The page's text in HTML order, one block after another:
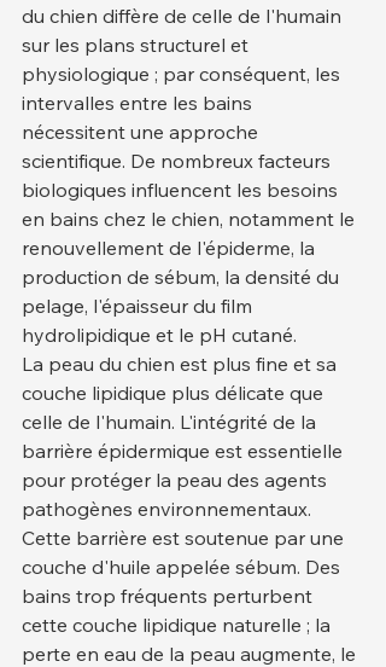
du chien diffère de celle de l'humain
sur les plans structurel et
physiologique ; par conséquent, les
intervalles entre les bains
nécessitent une approche
scientifique. De nombreux facteurs
biologiques influencent les besoins
en bains chez le chien, notamment le
renouvellement de l'épiderme, la
production de sébum, la densité du
pelage, l'épaisseur du film
hydrolipidique et le pH cutané.
La peau du chien est plus fine et sa
couche lipidique plus délicate que
celle de l'humain. L'intégrité de la
barrière épidermique est essentielle
pour protéger la peau des agents
pathogènes environnementaux.
Cette barrière est soutenue par une
couche d'huile appelée sébum. Des
bains trop fréquents perturbent
cette couche lipidique naturelle ; la
perte en eau de la peau augmente, le